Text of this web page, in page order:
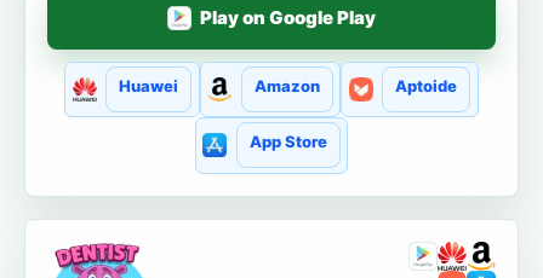
Play on Google Play
Huawei Amazon Aptoide
App Store